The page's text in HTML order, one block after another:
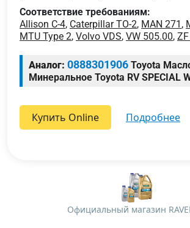
Соответствие требованиям:
Allison C-4, Caterpillar TO-2, MAN 271 ,
MTU Type 2, Volvo VDS, VW 505.00,
Аналог: 0888301906 Toyota
Минеральное Toyota RV SPECIAL
Купить Online подробнее
Официальный магазин